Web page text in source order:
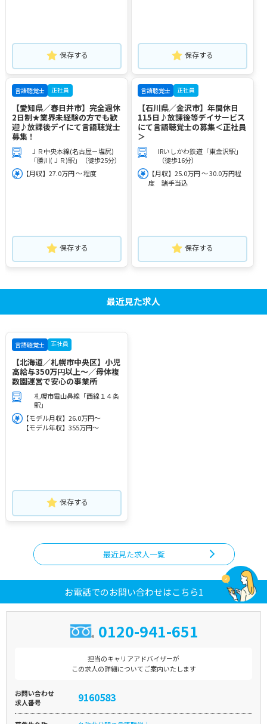
保存する 保存する
言語聴覚士 正社員
【愛知県／春日井市】完全週休
2日制★業界未経験の方でも歓
迎♪放課後デイにて言語聴覚士
募集！
ＪＲ中央本線(名古屋－塩尻)
「勝川(ＪＲ)駅」（徒歩25分）
【月収】27.0万円 ～ 程度
保存する
言語聴覚士 正社員
【石川県／金沢市】年間休日
115日♪放課後等デイサービス
にて言語聴覚士の募集＜正社員
＞
IRいしかわ鉄道「東金沢駅」
（徒歩16分）
【月収】25.0万円 ～ 30.0万円程
度 諸手当込
保存する
最近見た求人
言語聴覚士 正社員
【北海道／札幌市中央区】小児
高給与350万円以上～／母体複
数園運営で安心の事業所
札幌市電山鼻線「西線１４条
駅」
【モデル月収】26.0万円～
【モデル年収】355万円～
保存する
最近見た求人一覧
お電話でのお問い合わせはこちら1
0120-941-651
担当のキャリアアドバイザーが
この求人の詳細についてご案内いたします
お問い合わせ
求人番号
9160583